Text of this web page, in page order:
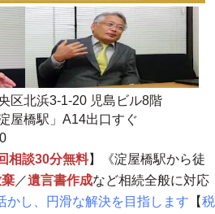
区北浜3-1-20 児島ビル8階
屋橋駅」A14出口すぐ
相談30分無料】《淀屋橋駅から徒
／遺言書作成など相続全般に対応
かし、円滑な解決を目指します 【税